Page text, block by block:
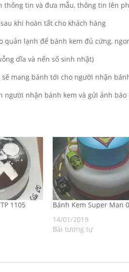
thông tin và đưa mẫu, thông tin lên
khi hoàn tất cho khách hàng
quản lạnh để bánh kem đủ cứng,
dĩa và nến số sinh nhật)
sẽ mang bánh tới cho người nhận
người nhận bánh kem và gửi ảnh
1105
Bánh Kem Super Man
14/01/2019
Bài tương tự